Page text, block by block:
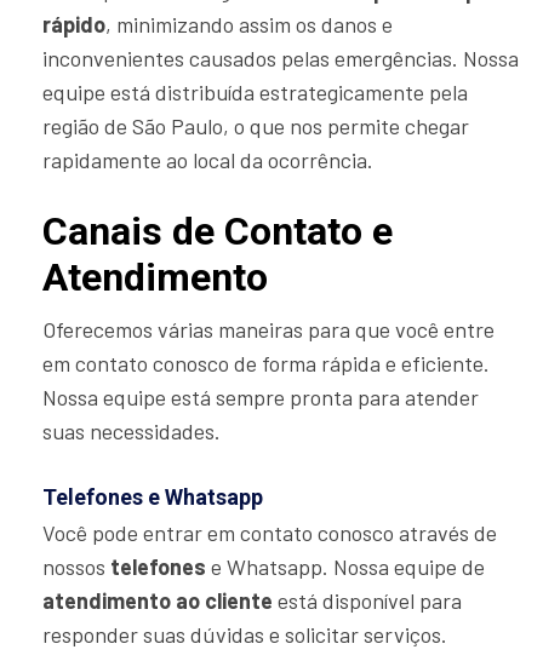
rápido, minimizando assim os danos e
inconvenientes causados pelas emergências. Nossa
equipe está distribuída estrategicamente pela
região de São Paulo, o que nos permite chegar
rapidamente ao local da ocorrência.
Canais de Contato e
Atendimento
Oferecemos várias maneiras para que você entre
em contato conosco de forma rápida e eficiente.
Nossa equipe está sempre pronta para atender
suas necessidades.
Telefones e Whatsapp
Você pode entrar em contato conosco através de
nossos telefones e Whatsapp. Nossa equipe de
atendimento ao cliente está disponível para
responder suas dúvidas e solicitar serviços.